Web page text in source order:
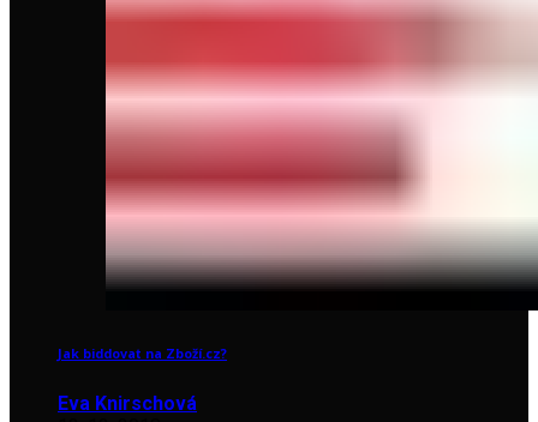
Jak biddovat na Zboží.cz?
Eva Knirschová